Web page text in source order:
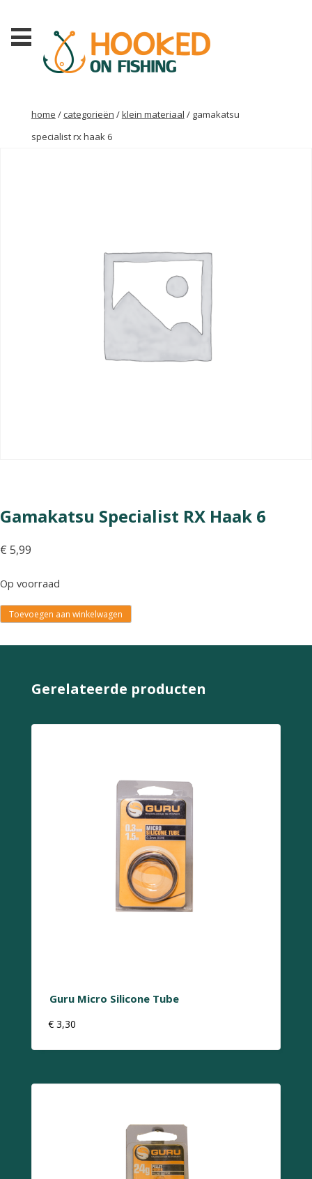
home / categorieën /klein materiaal / gamakatsu
specialist rx haak 6
Gamakatsu Specialist RX Haak 6
€ 5,99
Op voorraad
Toevoegen aan winkelwagen
Gerelateerde producten
Guru Micro Silicone Tube
€ 3,30